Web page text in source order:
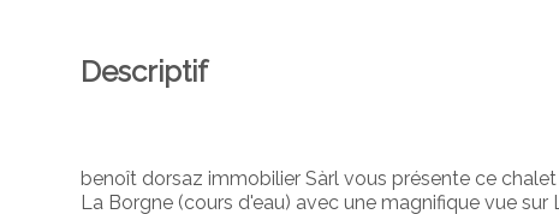
Descriptif
benoît dorsaz immobilier Sàrl vous présente ce
La Borgne (cours d'eau) avec une magnifique vue sur